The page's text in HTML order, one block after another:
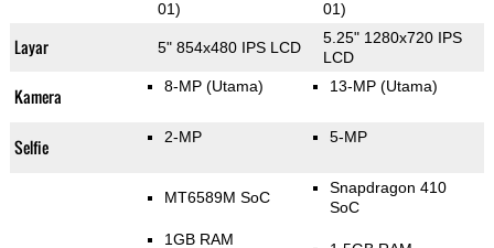
01)
01)
Layar 5" 854x480 IPS LCD
5.25" 1280x720 IPS
LCD
Kamera 8-MP (Utama) 13-MP (Utama)
Selfie 2-MP 5-MP
MT6589M SoC
1GB RAM
Snapdragon 410
SoC